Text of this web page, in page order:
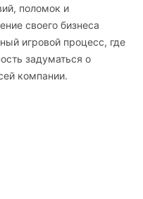
поломок и
своего бизнеса
игровой процесс, где
задуматься о
компании.